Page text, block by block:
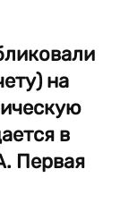
на
в
Первая